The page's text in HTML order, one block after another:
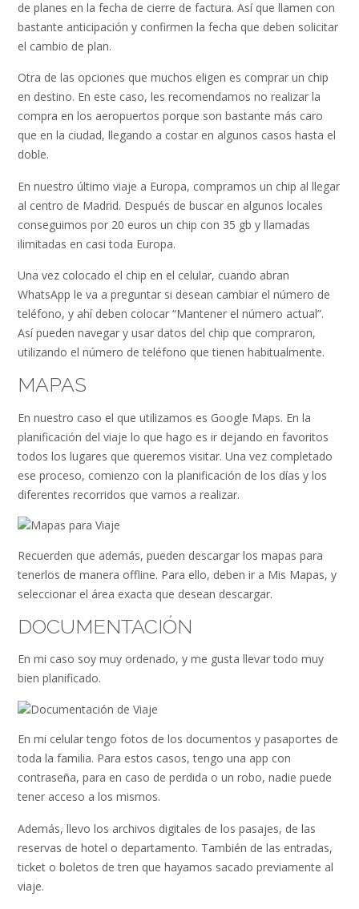
de planes en la fecha de cierre de factura. Así que llamen con
bastante anticipación y confirmen la fecha que deben solicitar
el cambio de plan.
Otra de las opciones que muchos eligen es comprar un chip
en destino. En este caso, les recomendamos no realizar la
compra en los aeropuertos porque son bastante más caro
que en la ciudad, llegando a costar en algunos casos hasta el
doble.
En nuestro último viaje a Europa, compramos un chip al llegar
al centro de Madrid. Después de buscar en algunos locales
conseguimos por 20 euros un chip con 35 gb y llamadas
ilimitadas en casi toda Europa.
Una vez colocado el chip en el celular, cuando abran
WhatsApp le va a preguntar si desean cambiar el número de
teléfono, y ahí deben colocar “Mantener el número actual”.
Así pueden navegar y usar datos del chip que compraron,
utilizando el número de teléfono que tienen habitualmente.
MAPAS
En nuestro caso el que utilizamos es Google Maps. En la
planificación del viaje lo que hago es ir dejando en favoritos
todos los lugares que queremos visitar. Una vez completado
ese proceso, comienzo con la planificación de los días y los
diferentes recorridos que vamos a realizar.
Recuerden que además, pueden descargar los mapas para
tenerlos de manera offline. Para ello, deben ir a Mis Mapas, y
seleccionar el área exacta que desean descargar.
DOCUMENTACIÓN
En mi caso soy muy ordenado, y me gusta llevar todo muy
bien planificado.
En mi celular tengo fotos de los documentos y pasaportes de
toda la familia. Para estos casos, tengo una app con
contraseña, para en caso de perdida o un robo, nadie puede
tener acceso a los mismos.
Además, llevo los archivos digitales de los pasajes, de las
reservas de hotel o departamento. También de las entradas,
ticket o boletos de tren que hayamos sacado previamente al
viaje.